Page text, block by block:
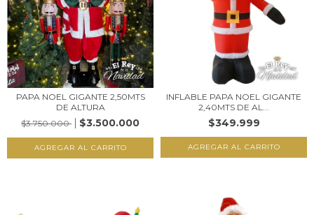
PAPA NOEL GIGANTE 2,50MTS
DE ALTURA
$3.750.000
$3.500.000
INFLABLE PAPA NOEL GIGANTE
2,40MTS DE AL...
$349.999